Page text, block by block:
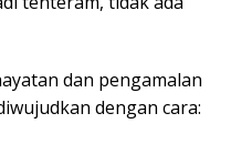
dan pengamalan
dengan cara: